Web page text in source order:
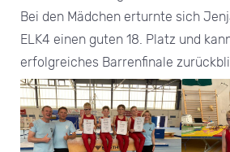
Bei den Mädchen erturnte sich
ELK4 einen guten 18. Platz und
erfolgreiches Barrenfinale